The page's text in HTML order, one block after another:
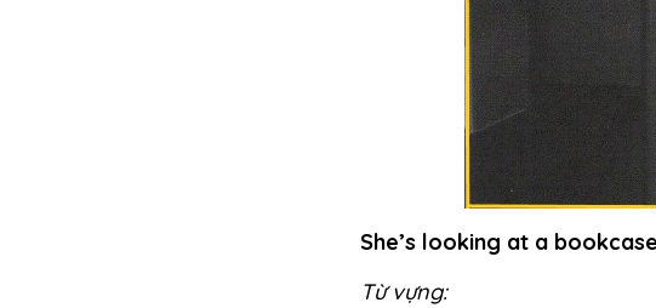
She’s looking at a bookcase
Từ vựng: